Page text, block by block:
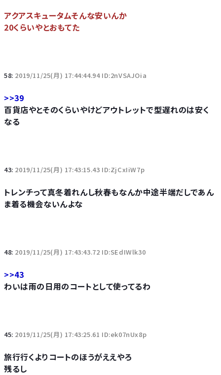
アクアスキュータムそんな安いんか
20くらいやとおもてた
58: 2019/11/25(月) 17:44:44.94 ID:2nVSAJOia
>>39
百貨店やとそのくらいやけどアウトレットで型遅れのは安く
なる
43: 2019/11/25(月) 17:43:15.43 ID:ZjCxIiW7p
トレンチって真冬着れんし秋春もなんか中途半端だしであん
ま着る機会ないんよな
48: 2019/11/25(月) 17:43:43.72 ID:SEdIWlk30
>>43
わいは雨の日用のコートとして使ってるわ
45: 2019/11/25(月) 17:43:25.61 ID:ek07nUx8p
旅行行くよりコートのほうがええやろ
残るし